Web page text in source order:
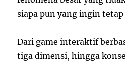
siapa pun yang ingin
Dari game interaktif
tiga dimensi, hingga